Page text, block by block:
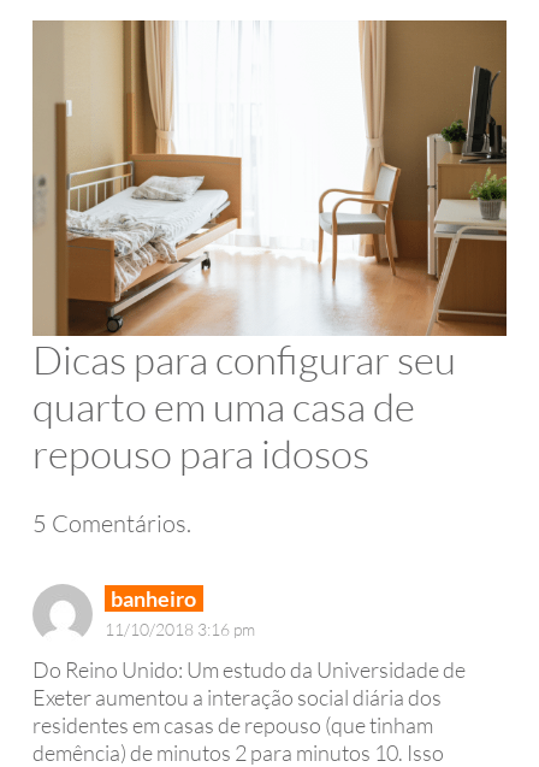
Dicas para configurar seu
quarto em uma casa de
repouso para idosos
5 Comentários.
banheiro
11/10/2018 3:16 pm
Do Reino Unido: Um estudo da Universidade de
Exeter aumentou a interação social diária dos
residentes em casas de repouso (que tinham
demência) de minutos 2 para minutos 10. Isso